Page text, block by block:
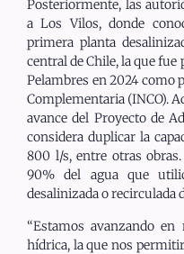
Posteriormente, las
a Los Vilos, donde
primera planta
central de Chile, la que
Pelambres en 2024 como
Complementaria (INCO).
avance del Proyecto de
considera duplicar la
800 l/s, entre otras
90% del agua que
desalinizada o recirculada
“Estamos avanzando
hídrica, la que nos